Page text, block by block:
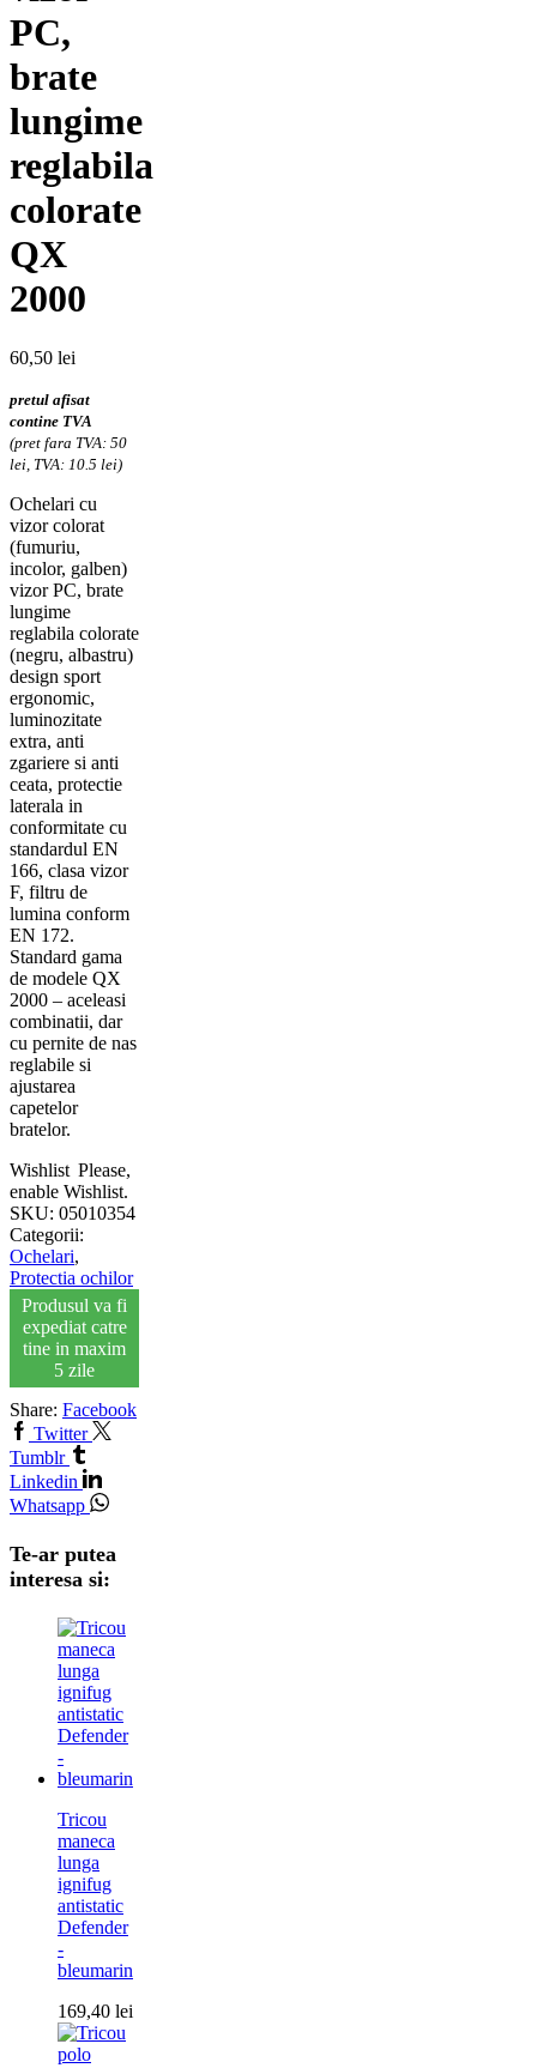
PC,
brate
lungime
reglabila
colorate
QX
2000
60,50 lei
pretul afisat
contine TVA
(pret fara TVA: 50
lei, TVA: 10.5 lei)
Ochelari cu
vizor colorat
(fumuriu,
incolor, galben)
vizor PC, brate
lungime
reglabila colorate
(negru, albastru)
design sport
ergonomic,
luminozitate
extra, anti
zgariere si anti
ceata, protectie
laterala in
conformitate cu
standardul EN
166, clasa vizor
F, filtru de
lumina conform
EN 172.
Standard gama
de modele QX
2000 – aceleasi
combinatii, dar
cu pernite de nas
reglabile si
ajustarea
capetelor
bratelor.
Wishlist Please,
enable Wishlist.
SKU: 05010354
Categorii:
Ochelari,
Protectia ochilor
Produsul va fi
expediat catre
tine in maxim
5 zile
Share: Facebook
Twitter
Tumblr
Linkedin
Whatsapp
Te-ar putea
interesa si:
Tricou
maneca
lunga
ignifug
antistatic
Defender
-
bleumarin
169,40 lei